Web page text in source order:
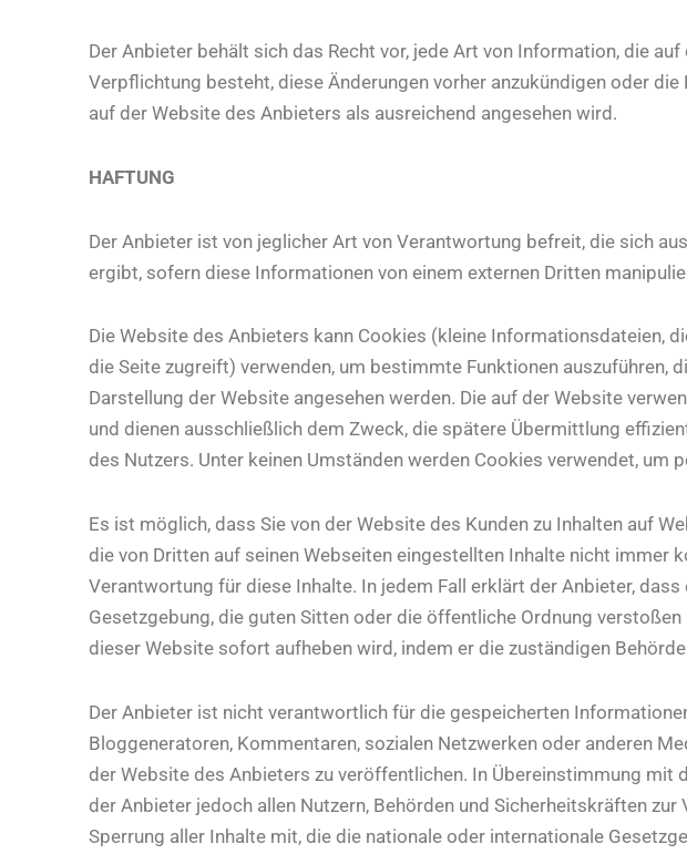
Der Anbieter behält sich das Recht vor, jede Art von Information, die
Verpflichtung besteht, diese Änderungen vorher anzukündigen oder
auf der Website des Anbieters als ausreichend angesehen wird.
HAFTUNG
Der Anbieter ist von jeglicher Art von Verantwortung befreit, die sich
ergibt, sofern diese Informationen von einem externen Dritten
Die Website des Anbieters kann Cookies (kleine Informationsdateien,
die Seite zugreift) verwenden, um bestimmte Funktionen auszuführen,
Darstellung der Website angesehen werden. Die auf der Website
und dienen ausschließlich dem Zweck, die spätere Übermittlung
des Nutzers. Unter keinen Umständen werden Cookies verwendet, um
Es ist möglich, dass Sie von der Website des Kunden zu Inhalten auf
die von Dritten auf seinen Webseiten eingestellten Inhalte nicht immer
Verantwortung für diese Inhalte. In jedem Fall erklärt der Anbieter,
Gesetzgebung, die guten Sitten oder die öffentliche Ordnung
dieser Website sofort aufheben wird, indem er die zuständigen
Der Anbieter ist nicht verantwortlich für die gespeicherten
Bloggeneratoren, Kommentaren, sozialen Netzwerken oder anderen
der Website des Anbieters zu veröffentlichen. In Übereinstimmung mit
der Anbieter jedoch allen Nutzern, Behörden und Sicherheitskräften
Sperrung aller Inhalte mit, die die nationale oder internationale